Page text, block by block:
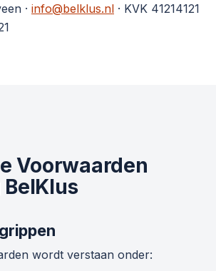
· info@belklus.nl · KVK 41214121
Voorwaarden
wordt verstaan onder: